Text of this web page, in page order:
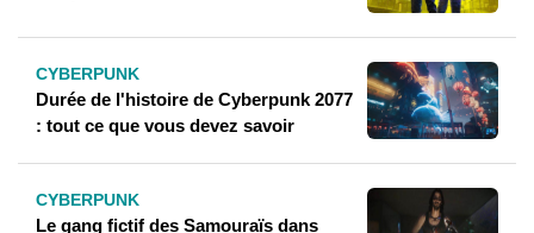
CYBERPUNK
Durée de l'histoire de Cyberpunk 2077
: tout ce que vous devez savoir
CYBERPUNK
Le gang fictif des Samouraïs dans